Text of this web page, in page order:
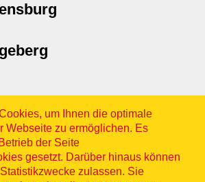
um Ihnen die optimale
Webseite zu ermöglichen. Es
der Seite
gesetzt. Darüber hinaus können
zulassen. Sie